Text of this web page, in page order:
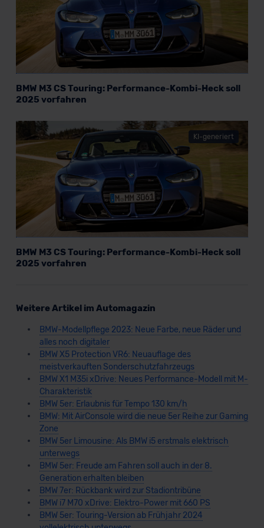
BMW M3 CS Touring: Performance-Kombi-Heck soll
2025 vorfahren
KI-generiert
BMW M3 CS Touring: Performance-Kombi-Heck soll
2025 vorfahren
Weitere Artikel im Automagazin
BMW-Modellpflege 2023: Neue Farbe, neue Räder und
alles noch digitaler
BMW X5 Protection VR6: Neuauflage des
meistverkauften Sonderschutzfahrzeugs
BMW X1 M35i xDrive: Neues Performance-Modell mit M-
Charakteristik
BMW 5er: Erlaubnis für Tempo 130 km/h
BMW: Mit AirConsole wird die neue 5er Reihe zur Gaming
Zone
BMW 5er Limousine: Als BMW i5 erstmals elektrisch
unterwegs
BMW 5er: Freude am Fahren soll auch in der 8.
Generation erhalten bleiben
BMW 7er: Rückbank wird zur Stadiontribüne
BMW i7 M70 xDrive: Elektro-Power mit 660 PS
BMW 5er: Touring-Version ab Frühjahr 2024